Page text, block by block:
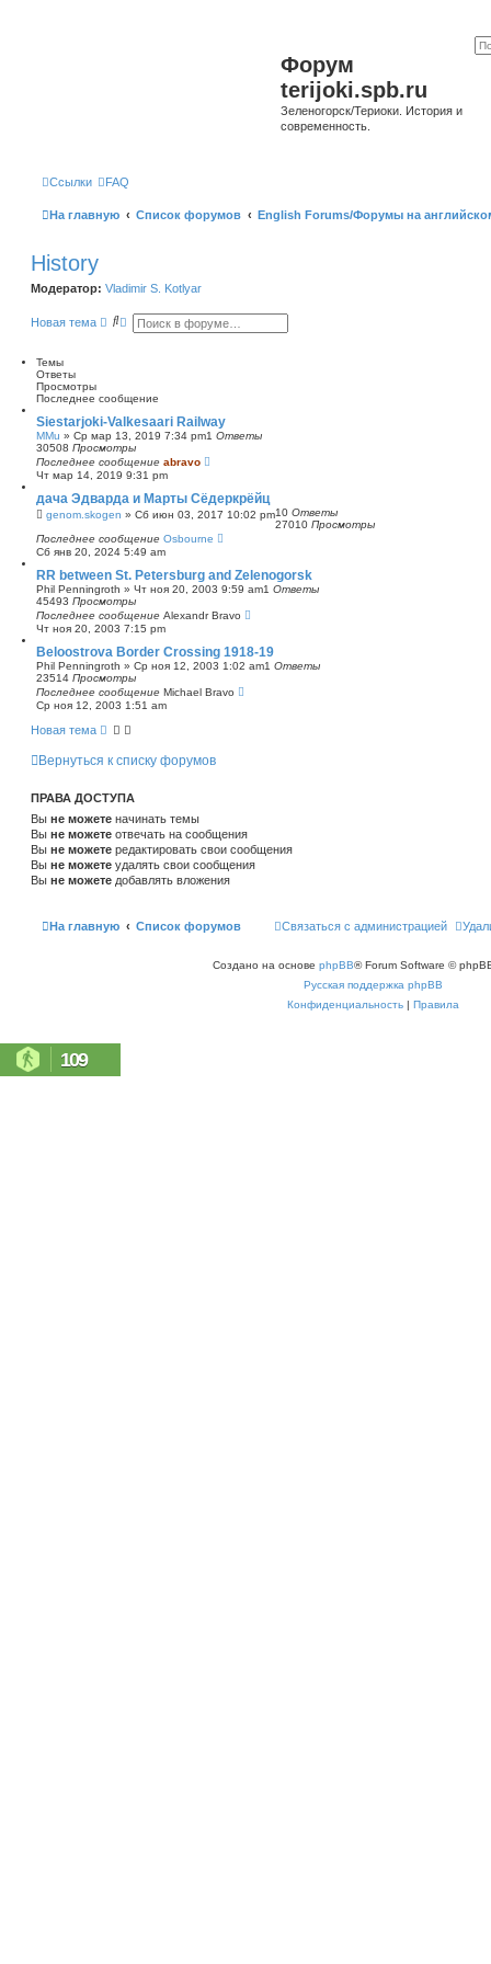
Форум
terijoki.spb.ru
Зеленогорск/Териоки. История и
современность.
Ссылки FAQ
На главную Список форумов English Forums/Форумы на
History
Модератор: Vladimir S. Kotlyar
Новая тема
П Р
е
н
ы
й
п
о
с
к
Темы
Ответы
Просмотры
Последнее сообщение
Siestarjoki-Valkesaari Railway
MMu » Ср мар 13, 2019 7:34 pm1 Ответы
30508 Просмотры
Последнее сообщение abravo
Чт мар 14, 2019 9:31 pm
дача Эдварда и Марты Сёдеркрёйц
genom.skogen » Сб июн 03, 2017 10:02 pm10 Ответы
27010 Просмотры
Последнее сообщение Osbourne
Сб янв 20, 2024 5:49 am
RR between St. Petersburg and Zelenogorsk
Phil Penningroth » Чт ноя 20, 2003 9:59 am1 Ответы
45493 Просмотры
Последнее сообщение Alexandr Bravo
Чт ноя 20, 2003 7:15 pm
Beloostrova Border Crossing 1918-19
Phil Penningroth » Ср ноя 12, 2003 1:02 am1 Ответы
23514 Просмотры
Последнее сообщение Michael Bravo
Ср ноя 12, 2003 1:51 am
Новая тема
Вернуться к списку форумов
ПРАВА ДОСТУПА
Вы не можете начинать темы
Вы не можете отвечать на сообщения
Вы не можете редактировать свои сообщения
Вы не можете удалять свои сообщения
Вы не можете добавлять вложения
На главную Список форумов Связаться с администрацией
Создано на основе phpBB® Forum Software ©
Русская поддержка phpBB
Конфиденциальность | Правила
109